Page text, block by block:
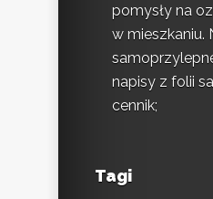
pomysły na
w mieszkaniu.
napisy z folii
cennik;
Tagi